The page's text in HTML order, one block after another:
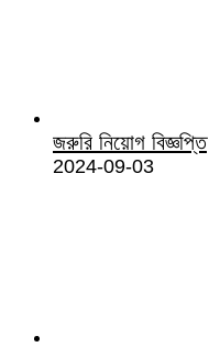
জরুরি নিয়োগ বিজ্ঞপ্তি
2024-09-03